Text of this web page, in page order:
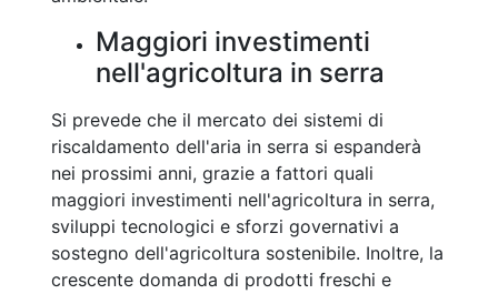
Maggiori investimenti
nell'agricoltura in serra
Si prevede che il mercato dei sistemi di
riscaldamento dell'aria in serra si espanderà
nei prossimi anni, grazie a fattori quali
maggiori investimenti nell'agricoltura in serra,
sviluppi tecnologici e sforzi governativi a
sostegno dell'agricoltura sostenibile. Inoltre, la
crescente domanda di prodotti freschi e